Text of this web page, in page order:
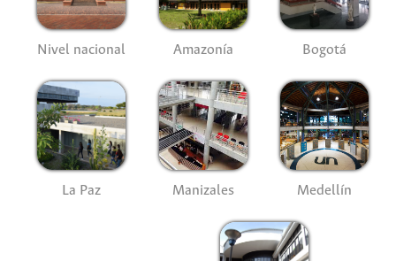
Nivel nacional Amazonía Bogotá
La Paz Manizales Medellín